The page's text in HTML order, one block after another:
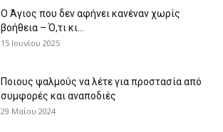
Ο Άγιος που δεν αφήνει κανέναν χωρίς
βοήθεια – Ό,τι κι...
15 Ιουνίου 2025
Ποιους ψαλμούς να λέτε για προστασία από
συμφορές και αναποδιές
29 Μαΐου 2024